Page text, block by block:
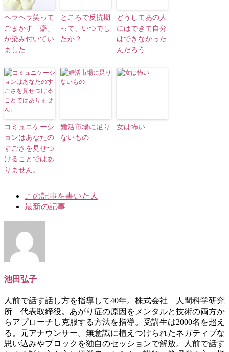
ヘラヘラ笑って
ごまかす「癖」
が染み付いてい
ました
ところで反抗期
って、いつでし
たか？
どうしてあの人
にはできて自分
はできなかった
んだろう
コミュニケーシ
ョンはあなたの
すごさを見せつ
けることではあ
りません。
婚活市場に足り
ないもの
女は怖い
following
tabs
change
content
below.
この記事を書いた人
最新の記事
池田弘子
人前で話す話し方を指導して40年。株式会社 人間科学研究
所 代表取締役。あがり症の原因をメンタルと技術の両方か
らアプローチし克服する方法を指導。受講生は2000名を超え
る。元アナウンサー。無意識に植えつけられたネガティブな
思い込みやブロックを独自のセッションで解放。人前で話す